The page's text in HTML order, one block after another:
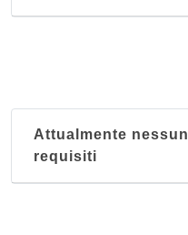
Attualmente
requisiti